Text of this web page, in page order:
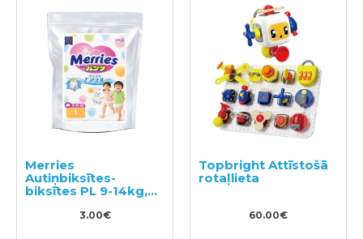
Merries
Autiņbiksītes-
biksītes PL 9-14kg,
3.00€
Topbright Attīstošā
rotaļlieta
60.00€